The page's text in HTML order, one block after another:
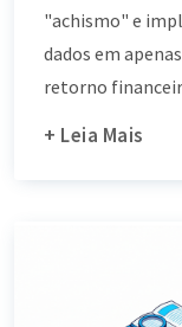
"achismo" e
dados em
retorno
+ Leia Mais